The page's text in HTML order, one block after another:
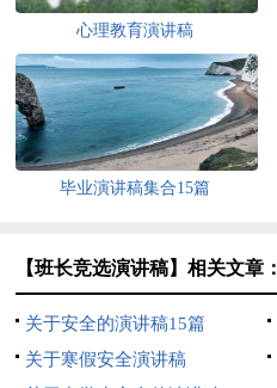
心理教育演讲稿
毕业演讲稿集合15篇
【班长竞选演讲稿】相关文章：
关于安全的演讲稿15篇
关于寒假安全演讲稿